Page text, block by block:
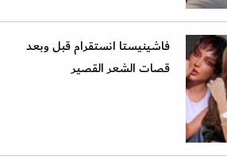
فاشينيستا انستقرام قبل وبعد
قصات الشعر القصير